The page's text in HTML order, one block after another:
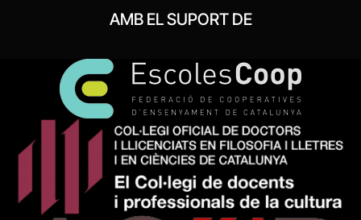
AMB EL SUPORT DE